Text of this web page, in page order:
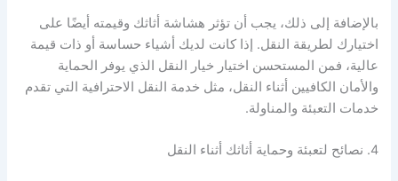
بالإضافة إلى ذلك، يجب أن تؤثر هشاشة أثاثك وقيمته أيضًا على
اختيارك لطريقة النقل. إذا كانت لديك أشياء حساسة أو ذات قيمة
عالية، فمن المستحسن اختيار خيار النقل الذي يوفر الحماية
والأمان الكافيين أثناء النقل، مثل خدمة النقل الاحترافية التي تقدم
خدمات التعبئة والمناولة.
4. نصائح لتعبئة وحماية أثاثك أثناء النقل